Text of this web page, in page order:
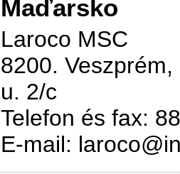
Maďarsko
Laroco MSC
8200.
u. 2/c
Telefon és fax:
E-mail: